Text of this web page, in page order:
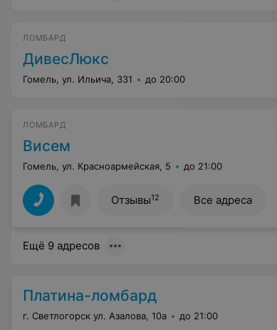
ЛОМБАРД
ДивесЛюкс
Гомель, ул. Ильича, 331 до 20:00
ЛОМБАРД
Висем
Гомель, ул. Красноармейская, 5 до 21:00
Отзывы12 Все адреса
Ещё 9 адресов
Платина-ломбард
г. Светлогорск ул. Азалова, 10а до 21:00